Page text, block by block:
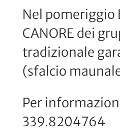
Nel pomeriggio
CANORE dei
tradizionale
(sfalcio
Per
339.8204764